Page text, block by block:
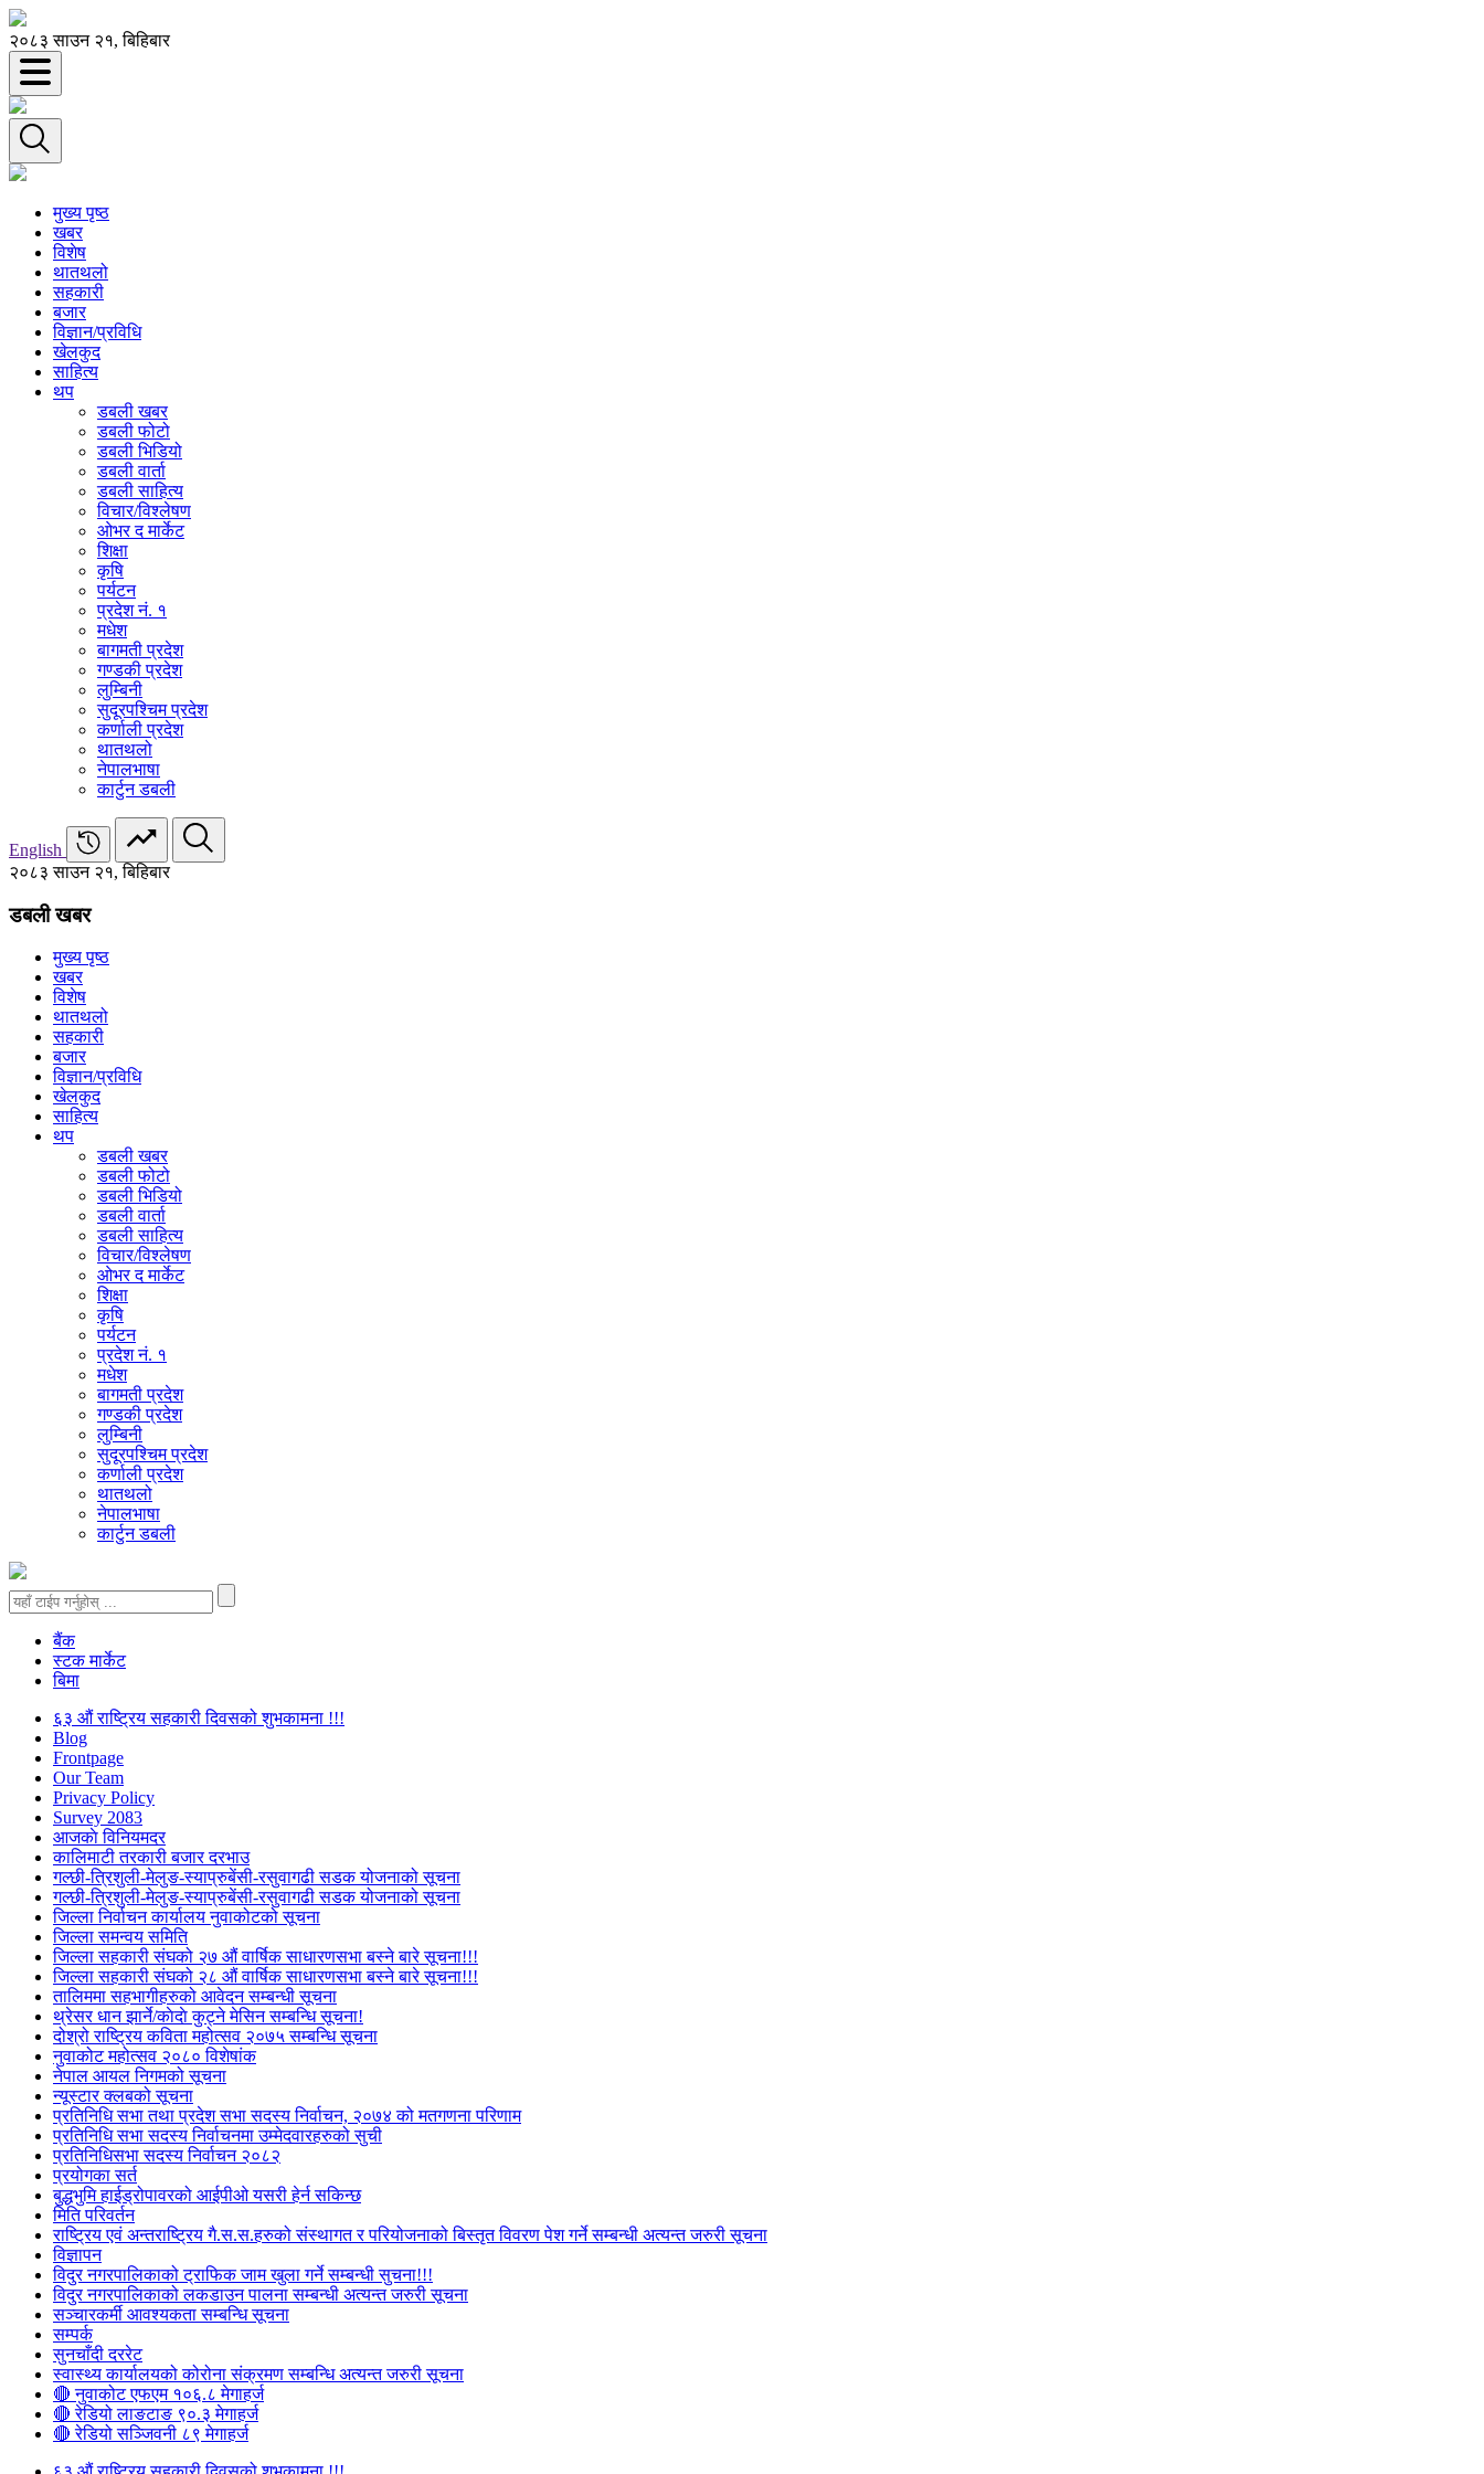
२०८३ साउन २१, बिहिबार
मुख्य पृष्ठ
खबर
विशेष
थातथलो
सहकारी
बजार
विज्ञान/प्रविधि
खेलकुद
साहित्य
थप
डबली खबर
डबली फोटो
डबली भिडियो
डबली वार्ता
डबली साहित्य
विचार/विश्‍लेषण
ओभर द मार्केट
शिक्षा
कृषि
पर्यटन
प्रदेश नं. १
मधेश
बागमती प्रदेश
गण्डकी प्रदेश
लुम्बिनी
सुदूरपश्चिम प्रदेश
कर्णाली प्रदेश
थातथलो
नेपालभाषा
कार्टुन डबली
English
२०८३ साउन २१, बिहिबार
डबली खबर
मुख्य पृष्ठ
खबर
विशेष
थातथलो
सहकारी
बजार
विज्ञान/प्रविधि
खेलकुद
साहित्य
थप
डबली खबर
डबली फोटो
डबली भिडियो
डबली वार्ता
डबली साहित्य
विचार/विश्‍लेषण
ओभर द मार्केट
शिक्षा
कृषि
पर्यटन
प्रदेश नं. १
मधेश
बागमती प्रदेश
गण्डकी प्रदेश
लुम्बिनी
सुदूरपश्चिम प्रदेश
कर्णाली प्रदेश
थातथलो
नेपालभाषा
कार्टुन डबली
बैंक
स्टक मार्केट
बिमा
६३ औं राष्ट्रिय सहकारी दिवसको शुभकामना !!!
Blog
Frontpage
Our Team
Privacy Policy
Survey 2083
आजकाे विनियमदर
कालिमाटी तरकारी बजार दरभाउ
गल्छी-त्रिशुली-मेलुङ-स्याप्रुबेंसी-रसुवागढी सडक योजनाको सूचना
गल्छी-त्रिशुली-मेलुङ-स्याप्रुबेंसी-रसुवागढी सडक योजनाको सूचना
जिल्ला निर्वाचन कार्यालय नुवाकोटको सूचना
जिल्ला समन्वय समिति
जिल्ला सहकारी संघको २७ औं वार्षिक साधारणसभा बस्ने बारे सूचना!!!
जिल्ला सहकारी संघको २८ औं वार्षिक साधारणसभा बस्ने बारे सूचना!!!
तालिममा सहभागीहरुको आवेदन सम्बन्धी सूचना
थ्रेसर धान झार्ने/काेदाे कुट्ने मेसिन सम्बन्धि सूचना!
दोश्रो राष्ट्रिय कविता महोत्सव २०७५ सम्बन्धि सूचना
नुवाकोट महोत्सव २०८० विशेषांक
नेपाल आयल निगमको सूचना
न्यूस्टार क्लबको सूचना
प्रतिनिधि सभा तथा प्रदेश सभा सदस्य निर्वाचन, २०७४ को मतगणना परिणाम
प्रतिनिधि सभा सदस्य निर्वाचनमा उम्मेदवारहरुको सुची
प्रतिनिधिसभा सदस्य निर्वाचन २०८२
प्रयोगका सर्त
बुद्धभुमि हाईड्रोपावरको आईपीओ यसरी हेर्न सकिन्छ
मिति परिवर्तन
राष्ट्रिय एवं अन्तराष्ट्रिय गै.स.स.हरुको संस्थागत र परियोजनाको बिस्तृत विवरण पेश गर्ने सम्बन्धी अत्यन्त जरुरी सूचना
विज्ञापन
विदुर नगरपालिकाको ट्राफिक जाम खुला गर्ने सम्बन्धी सुचना!!!
विदुर नगरपालिकाको लकडाउन पालना सम्बन्धी अत्यन्त जरुरी सूचना
सञ्चारकर्मी आवश्यकता सम्बन्धि सूचना
सम्पर्क
सुनचाँदी दररेट
स्वास्थ्य कार्यालयको कोरोना संक्रमण सम्बन्धि अत्यन्त जरुरी सूचना
🔴 नुवाकोट एफएम १०६.८ मेगाहर्ज
🔴 रेडियो लाङटाङ ९०.३ मेगाहर्ज
🔴 रेडियो सञ्जिवनी ८९ मेगाहर्ज